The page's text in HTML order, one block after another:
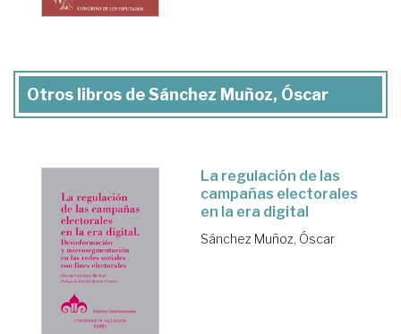
Otros libros de Sánchez Muñoz, Óscar
La regulación de las
campañas electorales
en la era digital
Sánchez Muñoz, Óscar